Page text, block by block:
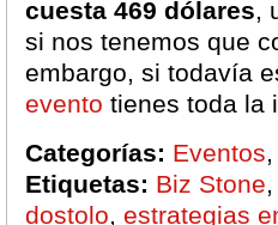
cuesta 469 dólares,
si nos tenemos que
embargo, si todavía
evento tienes toda la
Categorías: Eventos,
Etiquetas: Biz Stone,
dostolo, estrategias